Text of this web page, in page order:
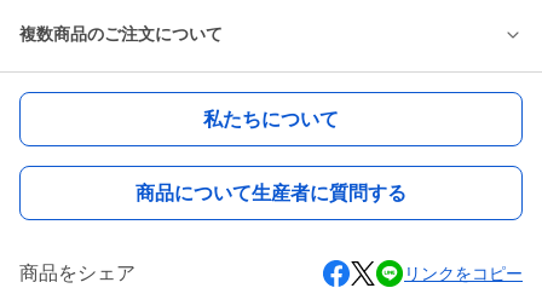
複数商品のご注文について
私たちについて
商品について生産者に質問する
商品をシェア リンクをコピー